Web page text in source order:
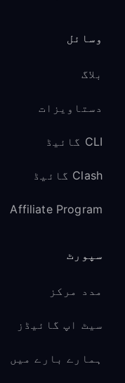
وسائل
بلاگ
دستاویزات
CLI گائیڈ
Clash گائیڈ
Affiliate Program
سپورٹ
مدد مرکز
سیٹ اپ گائیڈز
ہمارے بارے میں